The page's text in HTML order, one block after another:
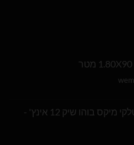
חבילת בלוני גומי איטלקי מיקס בוהו שיק 12 אינץ' -